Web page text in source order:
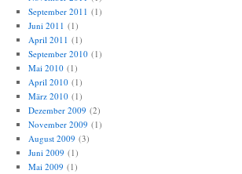
September 2011 (1)
Juni 2011 (1)
April 2011 (1)
September 2010(1)
Mai 2010(1)
April 2010(1)
März 2010(1)
Dezember 2009 (2)
November 2009 (1)
August 2009 (3)
Juni 2009 (1)
Mai 2009 (1)